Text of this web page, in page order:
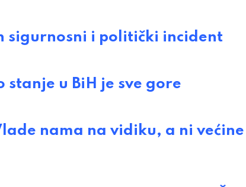
sigurnosni i politički incident
stanje u BiH je sve gore
nama na vidiku, a ni